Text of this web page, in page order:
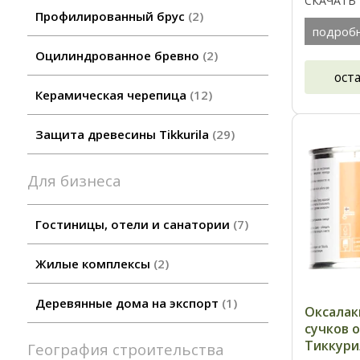
Профилированный брус 2
Оцилиндрованное бревно 2
Керамическая черепица 12
Защита древесины Tikkurila 29
Для бизнеса
Гостиницы, отели и санатории 7
Жилые комплексы 2
Деревянные дома на экспорт 1
География строительства
СКАЧАТЬ
СКАЧАТЬ
сучков